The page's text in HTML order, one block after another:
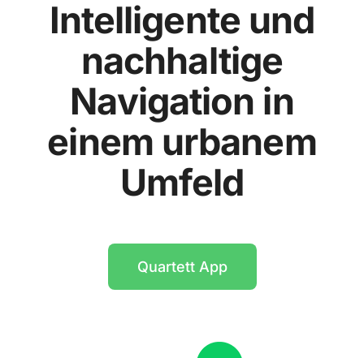
Intelligente und
nachhaltige
Navigation in
einem urbanem
Umfeld
Quartett App